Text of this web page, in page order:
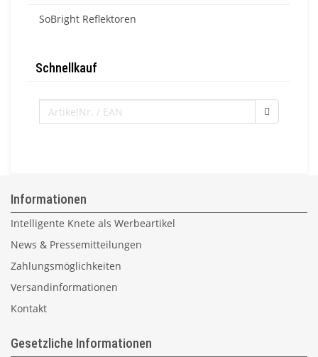
SoBright Reflektoren
Schnellkauf
Informationen
Intelligente Knete als Werbeartikel
News & Pressemitteilungen
Zahlungsmöglichkeiten
Versandinformationen
Kontakt
Gesetzliche Informationen